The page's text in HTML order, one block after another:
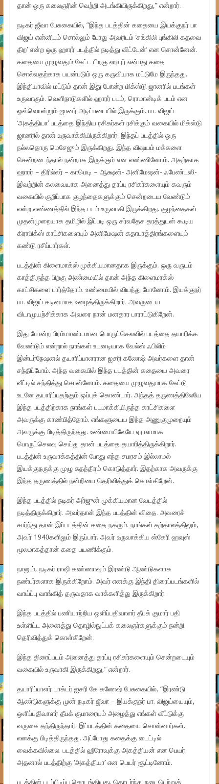
தான் ஒரு கலைஞரின் வெற்றி அடங்கியிருக்கிறது,” என்றார்.
நடிகர் ஜீவா பேசுகையில், ”இந்த படத்தின் கதையை இயக்குநர் பா
விஜய் என்னிடம் சொல்லும் போது அவரிடம் ‘சங்கிலி புங்கிலி கதவை
திற’ என்ற ஒரு ஹாரர் படத்தில் நடித்து விட்டேன்’ என சொன்னேன்.
கதையை முழுவதும் கேட்ட பிறகு ஹாரர் என்பது கதை
சொல்வதற்காக பயன்படும் ஒரு கருவியாக மட்டுமே இருந்தது.
இந்தியாவில் மட்டும் தான் இது போன்ற மிக்ஸ்டு ஜானரில் படங்கள்
உருவாகும். வெளிநாடுகளில் ஹாரர் படம், ரொமான்டிக் படம் என
ஒவ்வொன்றும் ஜானர் அடிப்படையில் இருக்கும். பா. விஜய்
‘அகத்தியா’ படத்தை இந்திய ரசிகர்கள் ரசிக்கும் வகையில் மிக்ஸ்டு
ஜானரில் தான் உருவாக்கியிருக்கிறார். இந்தப் படத்தில் ஒரு
நல்லதொரு மெசேஜும் இருக்கிறது. இந்த விஷயம் மக்களை
சென்றடைந்தால் நன்றாக இருக்கும் என எண்ணினோம். அதற்காக
ஹாரர் – திரில்லர் – காமெடி – ஆக்ஷன்- அனிமேஷன்- ஃபேண்டஸி-
இவற்றின் கலவையாக அனைத்து தரப்பு ரசிகர்களையும் கவரும்
வகையில் குறிப்பாக குழந்தைகளுக்கும் சென்றடைய வேண்டும்
என்ற எண்ணத்தில் இந்த படம் உருவாகி இருக்கிறது. குழந்தைகள்
முதன்முறையாக தமிழில் இப்படி ஒரு சர்வதேச தரத்துடன் கூடிய
கிராபிக்ஸ் காட்சிகளையும் அனிமேஷன் கதாபாத்திரங்களையும்
கண்டு ரசிப்பார்கள்.
படத்தின் கிளைமாக்ஸ் முக்கியமானதாக இருக்கும். ஒரு வருடம்
காத்திருந்த பிறகு அண்மையில் தான் அந்த கிளைமாக்ஸ்
காட்சிகளை பார்த்தோம். உண்மையில் வியந்து போனோம். இயக்குநர்
பா. விஜய் கடினமாக உழைத்திருக்கிறார். அவருடைய
விடாமுயற்சிக்காக அவரை நான் மனதார பாராட்டுகிறேன்.
இது போன்ற பிரம்மாண்டமான பொருட்செலவில் படத்தை தயாரிக்க
வேண்டும் என்றால் நாங்கள் உடனடியாக வேல்ஸ் ஃபிலிம்
இன்டர்நேஷனல் தயாரிப்பாளரான ஐசரி கணேஷ் அவர்களை தான்
சந்திப்போம். அந்த வகையில் இந்த படத்தின் கதையை அவரை
வீட்டில் சந்தித்து சொன்னோம். கதையை முழுவதுமாக கேட்டு
உடனே தயாரிப்பதற்கும் ஒப்புக் கொண்டார். அந்தத் தருணத்திலேயே
இந்த படத்திற்காக நாங்கள் படமாக்கியிருந்த காட்சிகளை
அவருக்கு காண்பித்தோம். எங்களுடைய இந்த அணுகுமுறையும்
அவருக்கு பிடித்திருந்தது. உண்மையிலேயே ஏராளமாக
பொருட்செலவு செய்து தான் படத்தை தயாரித்திருக்கிறார்.
படத்தின் உருவாக்கத்தின் போது எந்த சமரசம் இல்லாமல்
இயக்குநருக்கு முழு சுதந்திரம் கொடுத்தார். இதற்காக அவருக்கு
இந்த தருணத்தில் நன்றியை தெரிவித்துக் கொள்கிறேன்.
இந்த படத்தில் நடிகர் அர்ஜுன் முக்கியமான வேடத்தில்
நடித்திருக்கிறார். அவர்தான் இந்த படத்தின் விதை. அவரைச்
சார்ந்து தான் இப்படத்தின் கதை நகரும். நாங்கள் தற்காலத்திலும்,
அவர் 1940களிலும் இருப்பார். அவர் உருவாக்கிய ஸ்கேரி ஹவுஸ்
மூலமாகத்தான் கதை பயணிக்கும்.
நானும், நடிகர் ராஷி கண்ணாவும் இரண்டு ஆண்டுகளாக
நண்பர்களாக இருக்கிறோம். அவர் எனக்கு இந்தி திரைப்படங்களில்
வாய்ப்பு வாங்கித் தருவதாக வாக்களித்து இருக்கிறார்.
இந்த படத்தில் பணியாற்றிய ஒளிப்பதிவாளர் தீபக் குமார் பதி
உள்ளிட்ட அனைத்து தொழில்நுட்பக் கலைஞர்களுக்கும் நன்றி
தெரிவித்துக் கொள்கிறேன்.
இந்த திரைப்படம் அனைத்து தரப்பு ரசிகர்களையும் சென்றடையும்
வகையில் உருவாகி இருக்கிறது,” என்றார்.
தயாரிப்பாளர் டாக்டர் ஐசரி கே கணேஷ் பேசுகையில், ”இரண்டு
ஆண்டுகளுக்கு முன் நடிகர் ஜீவா – இயக்குநர் பா. விஜய்யையும்,
ஒளிப்பதிவாளர் தீபக் குமாரையும் அழைத்து எங்கள் வீட்டுக்கு
வருகை தந்திருந்தார். இப்படத்தின் கதையை சொன்னார்கள்.
எனக்கு பிடித்திருந்தது. அப்போது கதைக்கு டைட்டில்
வைக்கவில்லை. படத்தில் ஹீரோவுக்கு அகத்தியன் என பெயர்.
அதனால் படத்திற்கு ‘அகத்தியா’ என பெயர் சூட்டினோம்.
படத்தின் படப்பிடிப்பு தொடங்கியது. தொடர்ந்து நடைபெற்றுக்